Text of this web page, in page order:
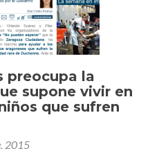
preocupa la
supone vivir en
que sufren
2015